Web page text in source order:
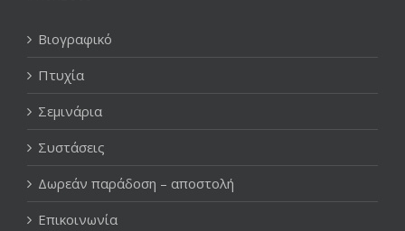
Βιογραφικό
Πτυχία
Σεμινάρια
Συστάσεις
Δωρεάν παράδοση – αποστολή
Επικοινωνία